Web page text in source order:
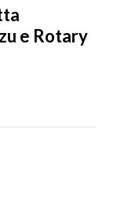
e Rotary